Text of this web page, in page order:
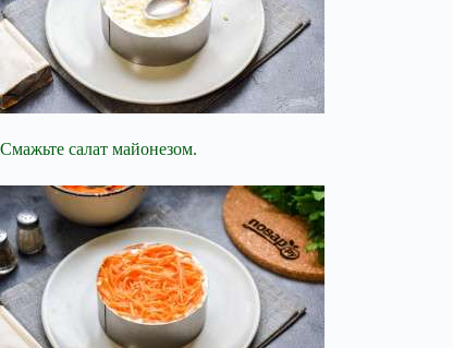
Смажьте салат майонезом.